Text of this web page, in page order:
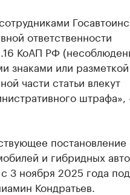
ответственности
КоАП РФ
знаками или разметкой
части статьи влекут
постановление
и гибридных
3 ноября 2025 года
Кондратьев.